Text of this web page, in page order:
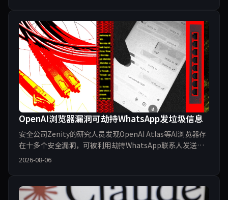
Agentic AI时代
OpenAI浏览器漏洞可劫持WhatsApp发垃圾信息
安全公司Zenity的研究人员发现OpenAI Atlas等AI浏览器存
在十多个安全漏洞，可被利用劫持WhatsApp联系人发送垃
圾信息，甚至实施未经授权的亚马逊购买。这些漏洞源于AI
全边界。
2026-08-06